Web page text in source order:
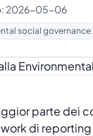
2026-05-06
social governance
parte dei
di reporting